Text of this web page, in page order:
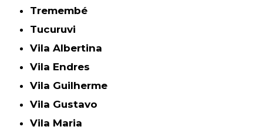
Tremembé
Tucuruvi
Vila Albertina
Vila Endres
Vila Guilherme
Vila Gustavo
Vila Maria